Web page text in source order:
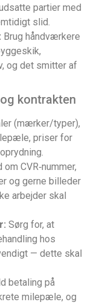
partier med
slid.
Brug håndværkere
og det smitter af
kontrakten
(mærker/typer),
priser for
om CVR‑nummer,
og gerne billeder
arbejder skal
Sørg for, at
hos
— dette skal
betaling på
milepæle, og